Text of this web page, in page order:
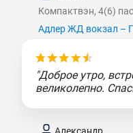
Компактвэн, 4(6)
Адлер ЖД вокзал –
"Доброе утро,
великолепно.